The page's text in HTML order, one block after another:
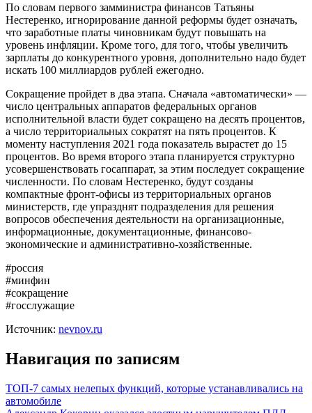
По словам первого замминистра финансов Татьяны
Нестеренко, игнорирование данной реформы будет означать,
что заработные платы чиновникам будут повышать на
уровень инфляции. Кроме того, для того, чтобы увеличить
зарплаты до конкурентного уровня, дополнительно надо будет
искать 100 миллиардов рублей ежегодно.
Сокращение пройдет в два этапа. Сначала «автоматически» —
число центральных аппаратов федеральных органов
исполнительной власти будет сокращено на десять процентов,
а число территориальных сократят на пять процентов. К
моменту наступления 2021 года показатель вырастет до 15
процентов. Во время второго этапа планируется структурно
усовершенствовать госаппарат, за этим последует сокращение
численности. По словам Нестеренко, будут созданы
компактные фронт-офисы из территориальных органов
министерств, где упразднят подразделения для решения
вопросов обеспечения деятельности на организационные,
информационные, документационные, финансово-
экономические и административно-хозяйственные.
#россия
#минфин
#сокращение
#госслужащие
Источник: nevnov.ru
Навигация по записям
ТОП-7 самых нелепых функций, которые устанавливались на
автомобиле